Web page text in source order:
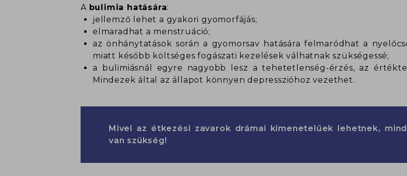
A bulimia hatására:
jellemző lehet a gyakori gyomorfájás;
elmaradhat a menstruáció;
az önhánytatások során a gyomorsav hatására felmaródhat a
miatt később költséges fogászati kezelések válhatnak szükségessé;
a bulimiásnál egyre nagyobb lesz a tehetetlenség-érzés, az
Mindezek által az állapot könnyen depresszióhoz vezethet.
Mivel az étkezési zavarok drámai kimenetelűek lehetnek,
van szükség!